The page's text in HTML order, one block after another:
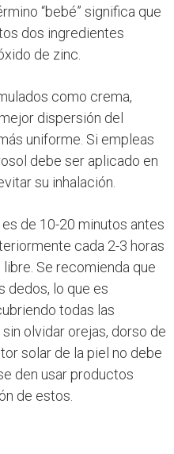
“bebé” significa que
dos ingredientes
de zinc.
como crema,
dispersión del
uniforme. Si empleas
debe ser aplicado en
su inhalación.
de 10-20 minutos antes
cada 2-3 horas
Se recomienda que
dedos, lo que es
todas las
olvidar orejas, dorso de
solar de la piel no debe
den usar productos
de estos.